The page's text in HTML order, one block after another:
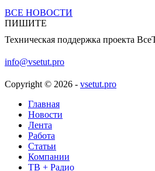
ВВС Украины не смогли сбить
ночью по Киеву ракеты
На сибирской земле нашли то,
золотой запас Китая и напугало
08.08.2026 10:33:50
Белгородская область за сутки
ВСУ
08.08.2026 10:32:37
ВСЕ НОВОСТИ
ПИШИТЕ
Техническая поддержка проекта
info@vsetut.pro
Copyright © 2026 - vsetut.pro
Главная
Новости
Лента
Работа
Статьи
Компании
ТВ + Радио